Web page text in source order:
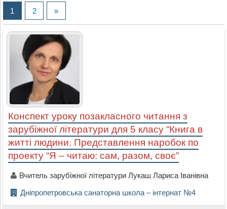
1 2 »
Конспект уроку позакласного читання з
зарубіжної літератури для 5 класу “Книга в
житті людини. Представлення наробок по
проекту “Я – читаю: сам, разом, своє”
Вчитель зарубіжної літератури Лукаш Лариса Іванівна
Дніпропетровська санаторна школа – інтернат №4